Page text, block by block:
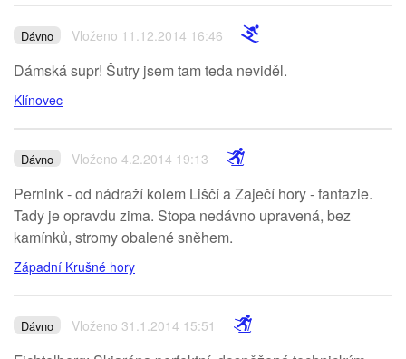
Dávno Vloženo 11.12.2014 16:46
Dámská supr! Šutry jsem tam teda neviděl.
Klínovec
Dávno Vloženo 4.2.2014 19:13
Pernink - od nádraží kolem Liščí a Zaječí hory - fantazie.
Tady je opravdu zima. Stopa nedávno upravená, bez
kamínků, stromy obalené sněhem.
Západní Krušné hory
Dávno Vloženo 31.1.2014 15:51